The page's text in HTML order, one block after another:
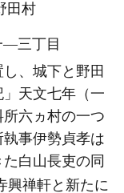
田村
―三丁目
、城下と野田
天文七年 （一
六ヵ村の一つ
事伊勢貞孝は
白山長吏の同
興禅軒と新たに